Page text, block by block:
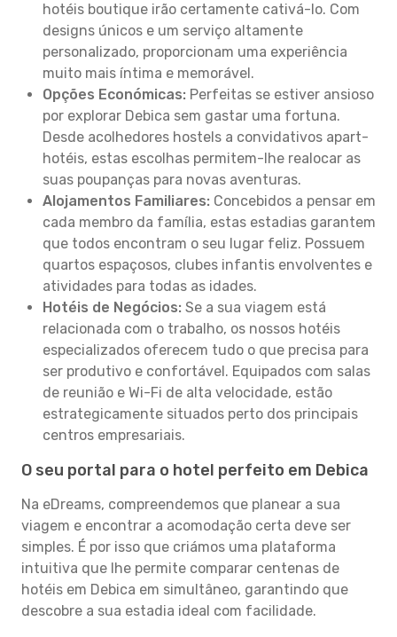
hotéis boutique irão certamente cativá-lo. Com
designs únicos e um serviço altamente
personalizado, proporcionam uma experiência
muito mais íntima e memorável.
Opções Económicas: Perfeitas se estiver ansioso
por explorar Debica sem gastar uma fortuna.
Desde acolhedores hostels a convidativos apart-
hotéis, estas escolhas permitem-lhe realocar as
suas poupanças para novas aventuras.
Alojamentos Familiares: Concebidos a pensar em
cada membro da família, estas estadias garantem
que todos encontram o seu lugar feliz. Possuem
quartos espaçosos, clubes infantis envolventes e
atividades para todas as idades.
Hotéis de Negócios: Se a sua viagem está
relacionada com o trabalho, os nossos hotéis
especializados oferecem tudo o que precisa para
ser produtivo e confortável. Equipados com salas
de reunião e Wi-Fi de alta velocidade, estão
estrategicamente situados perto dos principais
centros empresariais.
O seu portal para o hotel perfeito em Debica
Na eDreams, compreendemos que planear a sua
viagem e encontrar a acomodação certa deve ser
simples. É por isso que criámos uma plataforma
intuitiva que lhe permite comparar centenas de
hotéis em Debica em simultâneo, garantindo que
descobre a sua estadia ideal com facilidade.